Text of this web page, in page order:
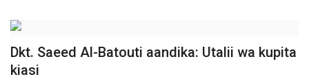
Dkt. Saeed Al-Batouti aandika: Utalii wa kupita
kiasi